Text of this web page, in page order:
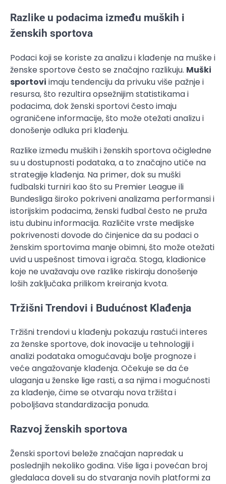
Razlike u podacima između muških i
ženskih sportova
Podaci koji se koriste za analizu i klađenje na muške i
ženske sportove često se značajno razlikuju. Muški
sportovi imaju tendenciju da privuku više pažnje i
resursa, što rezultira opsežnijim statistikama i
podacima, dok ženski sportovi često imaju
ograničene informacije, što može otežati analizu i
donošenje odluka pri klađenju.
Razlike između muških i ženskih sportova očigledne
su u dostupnosti podataka, a to značajno utiče na
strategije klađenja. Na primer, dok su muški
fudbalski turniri kao što su Premier League ili
Bundesliga široko pokriveni analizama performansi i
istorijskim podacima, ženski fudbal često ne pruža
istu dubinu informacija. Različite vrste medijske
pokrivenosti dovode do činjenice da su podaci o
ženskim sportovima manje obimni, što može otežati
uvid u uspešnost timova i igrača. Stoga, kladionice
koje ne uvažavaju ove razlike riskiraju donošenje
loših zaključaka prilikom kreiranja kvota.
Tržišni Trendovi i Budućnost Klađenja
Tržišni trendovi u klađenju pokazuju rastući interes
za ženske sportove, dok inovacije u tehnologiji i
analizi podataka omogućavaju bolje prognoze i
veće angažovanje klađenja. Očekuje se da će
ulaganja u ženske lige rasti, a sa njima i mogućnosti
za klađenje, čime se otvaraju nova tržišta i
poboljšava standardizacija ponuda.
Razvoj ženskih sportova
Ženski sportovi beleže značajan napredak u
poslednjih nekoliko godina. Više liga i povećan broj
gledalaca doveli su do stvaranja novih platformi za